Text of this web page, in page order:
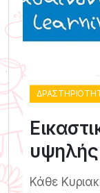
υψηλής
Κάθε